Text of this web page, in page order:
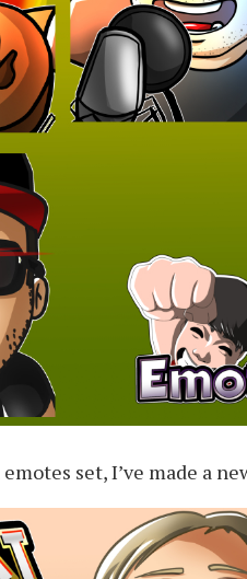
set, I’ve made a